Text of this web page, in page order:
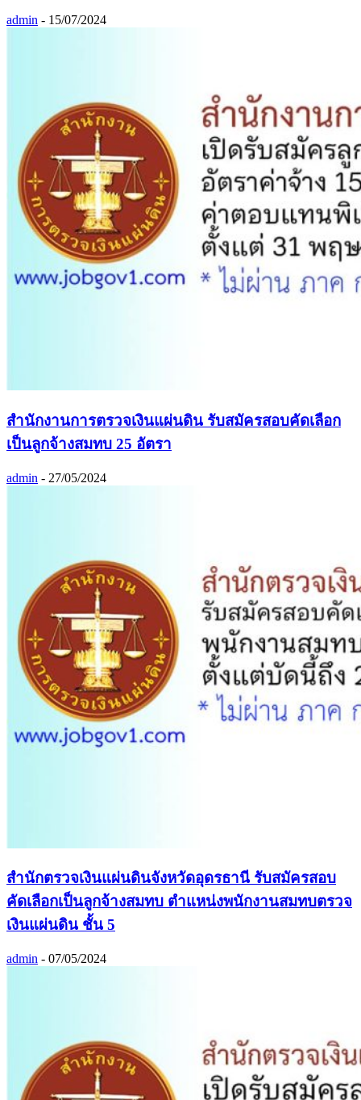
admin - 15/07/2024
สำนักงานการตรวจเงินแผ่นดิน รับสมัครสอบคัดเลือก
เป็นลูกจ้างสมทบ 25 อัตรา
admin - 27/05/2024
สำนักตรวจเงินแผ่นดินจังหวัดอุดรธานี รับสมัครสอบ
คัดเลือกเป็นลูกจ้างสมทบ ตำแหน่งพนักงานสมทบตรวจ
เงินแผ่นดิน ชั้น 5
admin - 07/05/2024